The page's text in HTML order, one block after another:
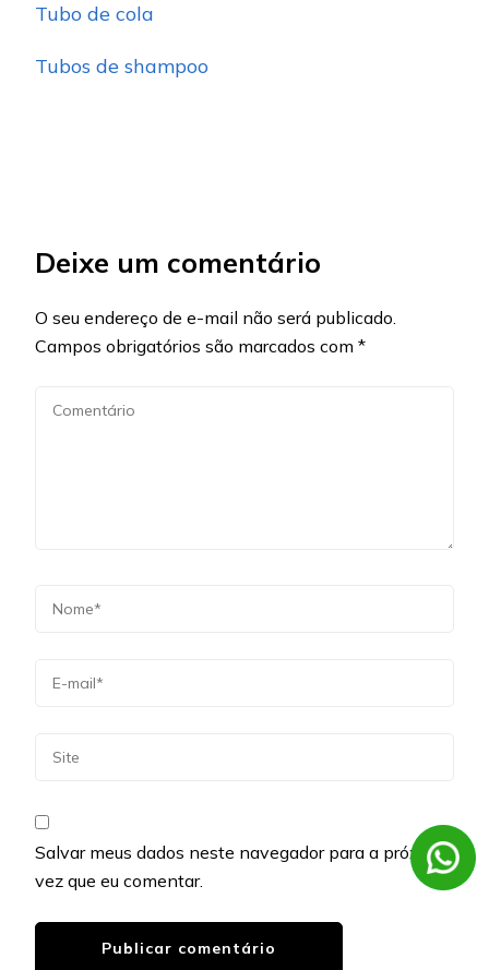
Tubo de cola
Tubos de shampoo
Deixe um comentário
O seu endereço de e-mail não será publicado.
Campos obrigatórios são marcados com *
Salvar meus dados neste navegador para a próxima
vez que eu comentar.